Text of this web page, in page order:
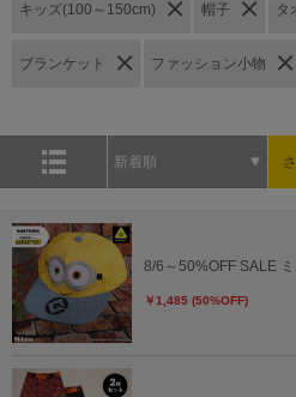
キッズ(100～150cm) 帽子 タ
ブランケット ファッション小物
新着順
8/6～50%OFF SALE
￥1,485 (50%OFF)